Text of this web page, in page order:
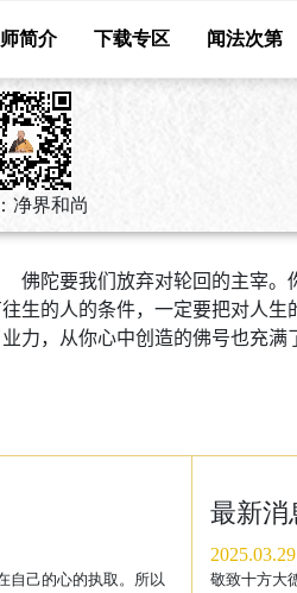
简介 下载专区 闻法次第
净界和尚
佛陀要我们放弃对轮回的主宰。
生的人的条件，一定要把对人
力，从你心中创造的佛号也充满
最新消
2025.03.29
敬致十方大
自己的心的执取。所以